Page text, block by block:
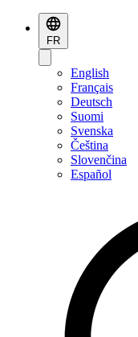
FR
English
Français
Deutsch
Suomi
Svenska
Čeština
Slovenčina
Español